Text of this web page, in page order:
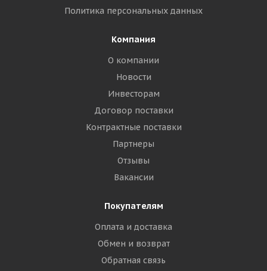
Политика персональных данных
Компания
О компании
Новости
Инвесторам
Договор поставки
Контрактные поставки
Партнеры
Отзывы
Вакансии
Покупателям
Оплата и доставка
Обмен и возврат
Обратная связь